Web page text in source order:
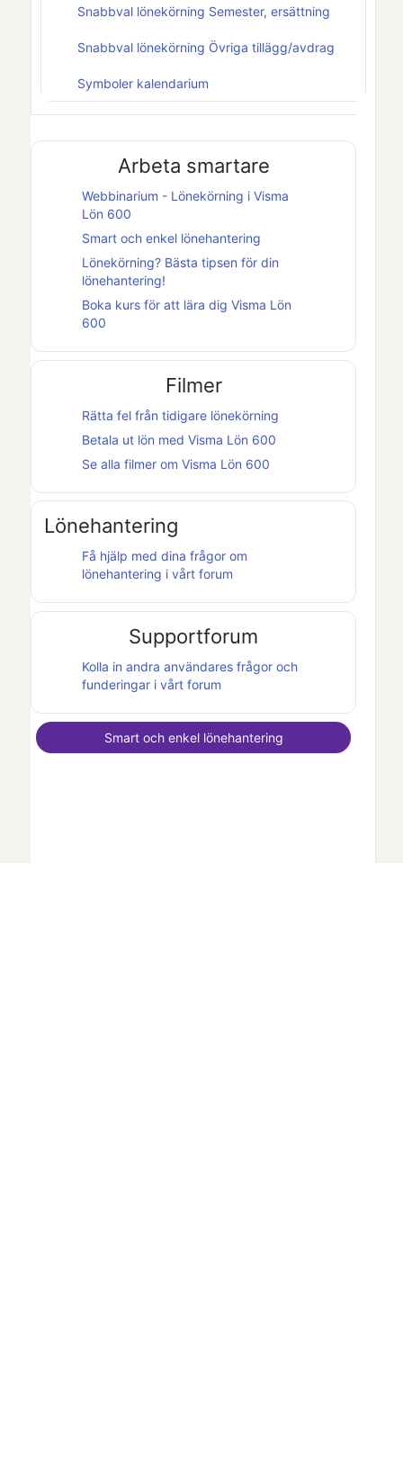
Snabbval lönekörning Semester, ersättning
Snabbval lönekörning Övriga tillägg/avdrag
Symboler kalendarium
Arbeta smartare
Webbinarium - Lönekörning i Visma
Lön 600
Smart och enkel lönehantering
Lönekörning? Bästa tipsen för din
lönehantering!
Boka kurs för att lära dig Visma Lön
600
Filmer
Rätta fel från tidigare lönekörning
Betala ut lön med Visma Lön 600
Se alla filmer om Visma Lön 600
Lönehantering
Få hjälp med dina frågor om
lönehantering i vårt forum
Supportforum
Kolla in andra användares frågor och
funderingar i vårt forum
Smart och enkel lönehantering